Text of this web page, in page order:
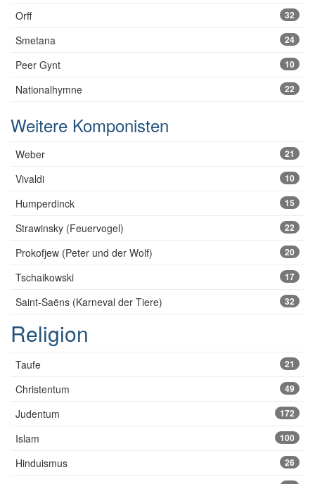
Orff 32
Smetana 24
Peer Gynt 10
Nationalhymne 22
Weitere Komponisten
Weber 21
Vivaldi 10
Humperdinck 15
Strawinsky (Feuervogel) 22
Prokofjew (Peter und der Wolf) 20
Tschaikowski 17
Saint-Saëns (Karneval der Tiere) 32
Religion
Taufe 21
Christentum 49
Judentum 172
Islam 100
Hinduismus 26